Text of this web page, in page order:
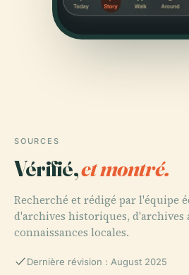
SOURCES
Vérifié,et montré.
Recherché et rédigé par l'équipe
d'archives historiques, d'archives
connaissances locales.
Dernière révision : August 2025